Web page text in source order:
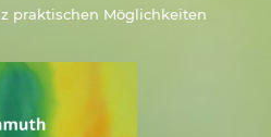
praktischen Möglichkeiten